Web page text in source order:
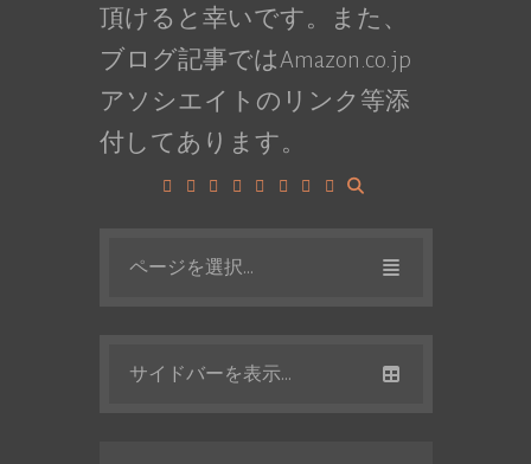
頂けると幸いです。また、
ブログ記事ではAmazon.co.jp
アソシエイトのリンク等添
付してあります。
ページを選択...
サイドバーを表示...